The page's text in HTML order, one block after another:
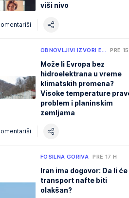
viši nivo
OBNOVLJIVI IZVORI E… PRE
Može li Evropa bez
hidroelektrana u vreme
klimatskih promena?
Visoke temperature
problem i planinskim
zemljama
FOSILNA GORIVA PRE 17 H
Iran ima dogovor: Da li će
transport nafte biti
olakšan?